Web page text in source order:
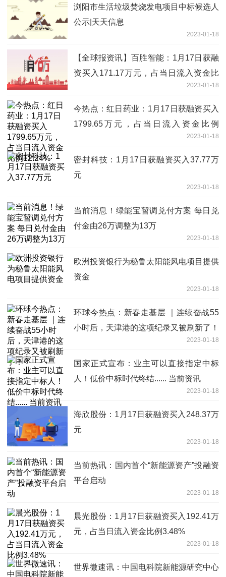
浏阳市生活垃圾焚烧发电项目中标候选人
公示|天天信息
2023-01-18
【全球报资讯】百胜智能：1月17日获融
资买入171.17万元，占当日流入资金比
2023-01-18
今热点：红日药业：1月17日获融资买入
1799.65万元，占当日流入资金比例
2023-01-18
密封科技：1月17日获融资买入37.77万
元
2023-01-18
当前消息！绿能宝暂调兑付方案 每日兑
付金由26万调整为13万
2023-01-18
欧洲投资银行为秘鲁太阳能风电项目提供
资金
2023-01-18
环球今热点：新春走基层 ｜连续奋战55
小时后，天津港的这项纪录又被刷新了！
2023-01-18
国家正式宣布：业主可以直接指定中标
人！低价中标时代终结...... 当前资讯
2023-01-18
海欣股份：1月17日获融资买入248.37万
元
2023-01-18
当前热讯：国内首个“新能源资产”投融资
平台启动
2023-01-18
晨光股份：1月17日获融资买入192.41万
元，占当日流入资金比例3.48%
2023-01-18
世界微速讯：中国电科院新能源研究中心